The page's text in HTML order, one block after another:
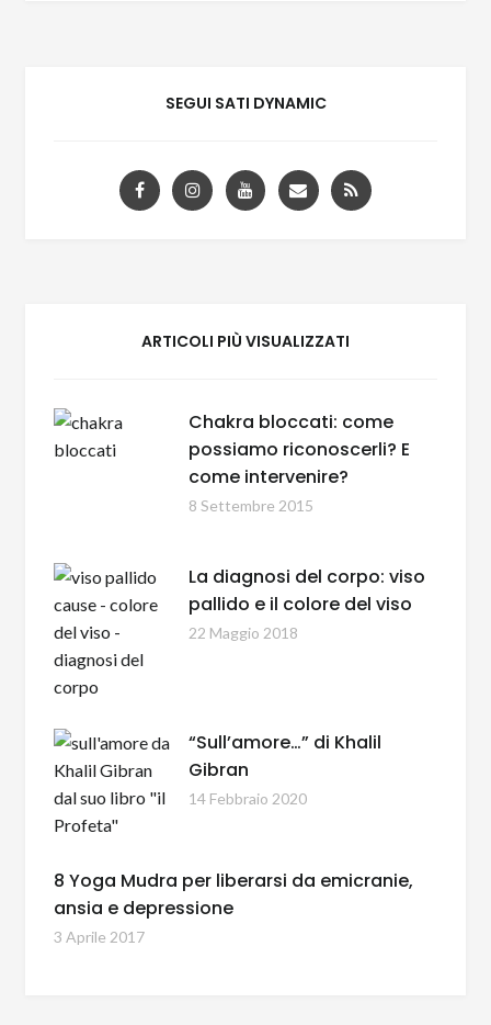
SEGUI SATI DYNAMIC
ARTICOLI PIÙ VISUALIZZATI
Chakra bloccati: come
possiamo riconoscerli? E
come intervenire?
8 Settembre 2015
La diagnosi del corpo: viso
pallido e il colore del viso
22 Maggio 2018
“Sull’amore…” di Khalil
Gibran
14 Febbraio 2020
8 Yoga Mudra per liberarsi da emicranie,
ansia e depressione
3 Aprile 2017